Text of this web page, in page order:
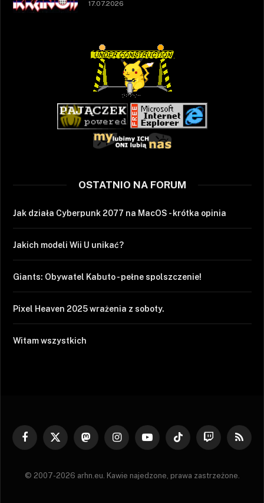
17.07.2026
OSTATNIO NA FORUM
Jak działa Cyberpunk 2077 na MacOS - krótka opinia
Jakich modeli Wii U unikać?
Giants: Obywatel Kabuto - pełne spolszczenie!
Pixel Heaven 2025 wrażenia z soboty.
Witam wszystkich
Facebook
X
MastodonInstagramYouTubeTikTok Twitch RSS
© 2007-2026 arhn.eu. Kawie najedzone, prawa zastrzeżone.